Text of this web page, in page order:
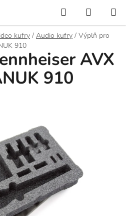
Hledat
KOŠÍK
kufry / Audio kufry / Výplň pro
910
AVX
910